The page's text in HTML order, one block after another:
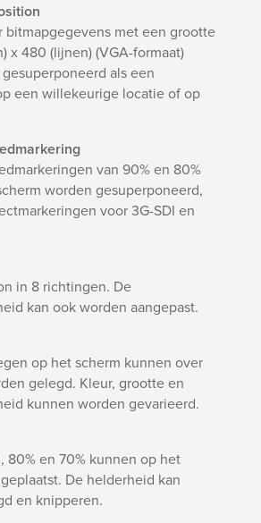
bitmapgegevens met een grootte
x 480 (lijnen) (VGA-formaat)
als een
een willekeurige locatie of op
van 90% en 80%
worden gesuperponeerd,
voor 3G-SDI en
in 8 richtingen. De
kan ook worden aangepast.
op het scherm kunnen over
gelegd. Kleur, grootte en
kunnen worden gevarieerd.
80% en 70% kunnen op het
De helderheid kan
en knipperen.